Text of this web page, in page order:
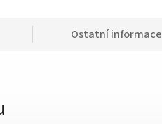
Ostatní informace